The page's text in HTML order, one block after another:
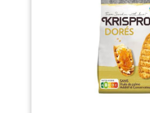
Contenu : 1 x Boîte de 12
tranches de pain grillé au blé
complet Bjorg, Poids net : 250 g